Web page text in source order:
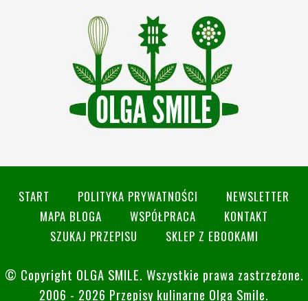
START POLITYKA PRYWATNOŚCI
NEWSLETTER
MAPA BLOGA
WSPÓŁPRACA
KONTAKT
SZUKAJ PRZEPISU
SKLEP Z EBOOKAMI
© Copyright OLGA SMILE. Wszystkie prawa zastrzeżone.
2006 - 2026 Przepisy kulinarne Olga Smile.